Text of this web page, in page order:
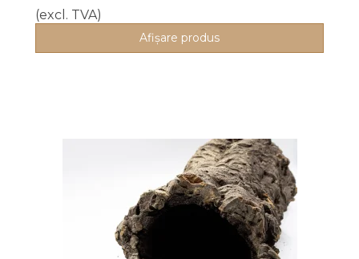
(excl. TVA)
Afişare produs